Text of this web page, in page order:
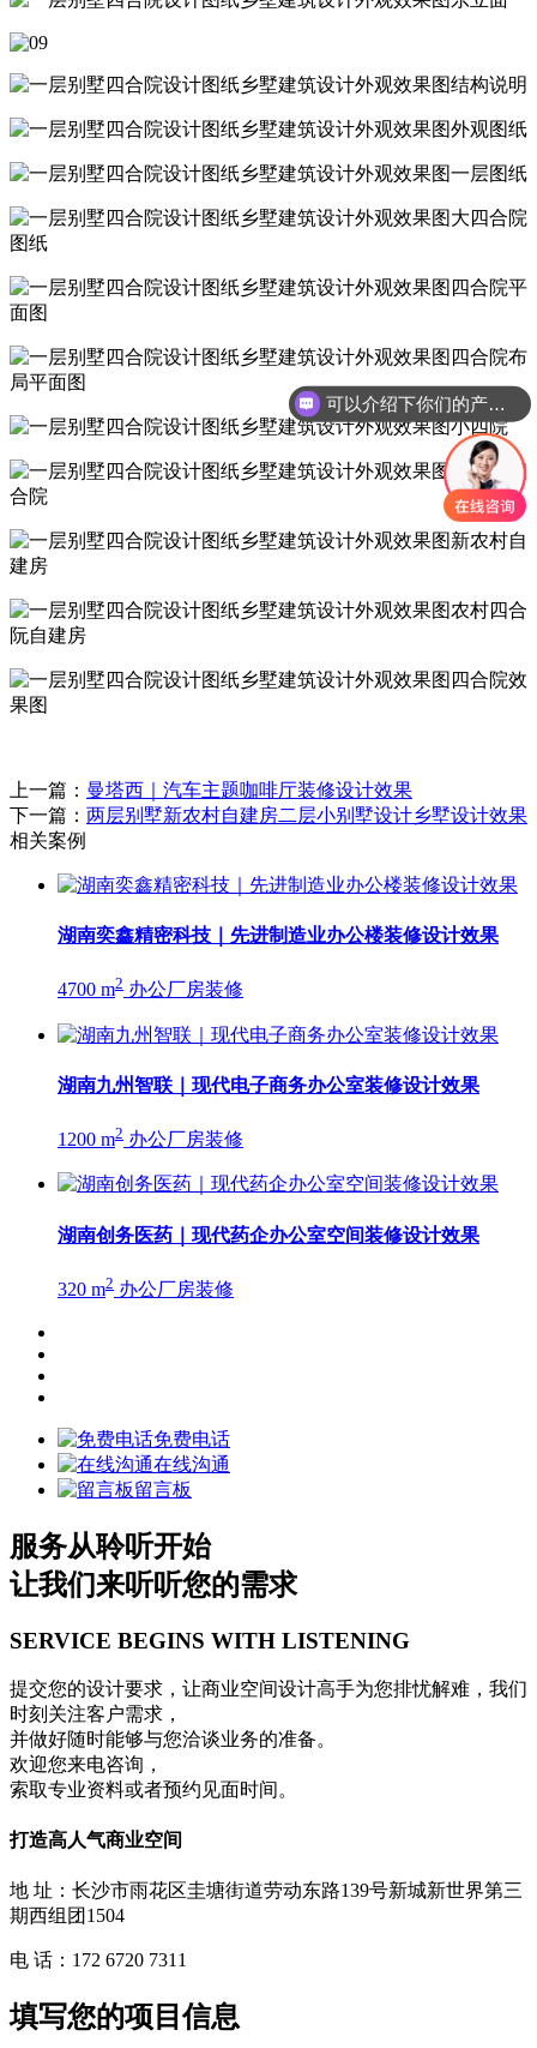
上一篇： 曼塔西｜汽车主题咖啡厅装修设计效果
下一篇： 两层别墅新农村自建房二层小别墅设计乡墅设计效果
相关案例
湖南奕鑫精密科技｜先进制造业办公楼装修设计效果
4700 m2 办公厂房装修
湖南九州智联｜现代电子商务办公室装修设计效果
1200 m2 办公厂房装修
湖南创务医药｜现代药企办公室空间装修设计效果
320 m2 办公厂房装修
免费电话
在线沟通
留言板
服务从聆听开始
让我们来听听您的需求
SERVICE BEGINS WITH LISTENING
提交您的设计要求，让商业空间设计高手为您排忧解难，我们
时刻关注客户需求，
并做好随时能够与您洽谈业务的准备。
欢迎您来电咨询，
索取专业资料或者预约见面时间。
打造高人气商业空间
地 址：长沙市雨花区圭塘街道劳动东路139号新城新世界第三
期西组团1504
电 话：172 6720 7311
填写您的项目信息
可以介绍下你们的产品么